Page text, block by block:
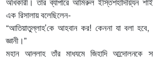
এক রিসালায় বলেছিলেন-
“আতিয়াতুল্লাহ’কে আহবান কর! কেননা যা বলা হবে,
জ্ঞানী।”
মহান আল্লাহ তাঁর মাধ্যমে জিহাদি